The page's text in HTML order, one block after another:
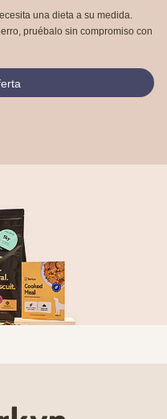
una dieta a su medida.
pruébalo sin compromiso con